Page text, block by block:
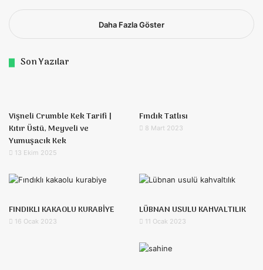
Daha Fazla Göster
Son Yazılar
Vişneli Crumble Kek Tarifi |
Kıtır Üstü, Meyveli ve
Yumuşacık Kek
13 Ekim 2025
Fındık Tatlısı
8 Mart 2023
FINDIKLI KAKAOLU KURABİYE
16 Ocak 2023
LÜBNAN USULU KAHVALTILIK
11 Ocak 2023